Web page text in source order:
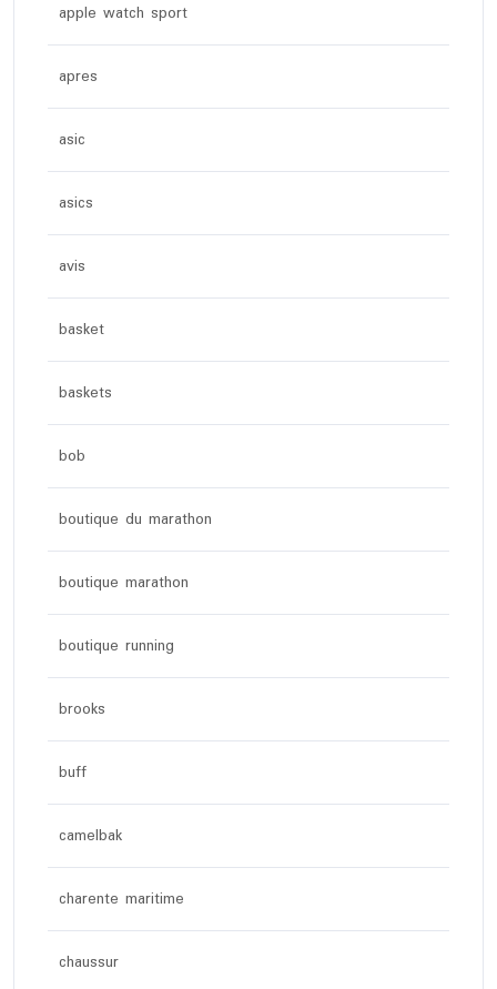
apple watch sport
apres
asic
asics
avis
basket
baskets
bob
boutique du marathon
boutique marathon
boutique running
brooks
buff
camelbak
charente maritime
chaussur